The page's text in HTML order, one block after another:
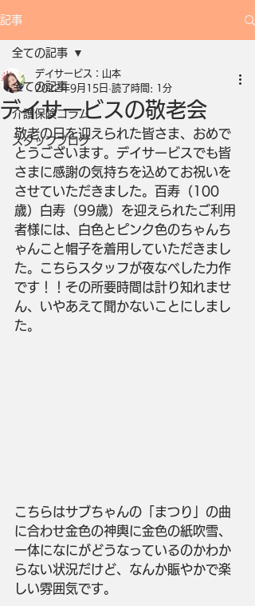
記事
全ての記事
介護保険コラム
スタッフブログ
全ての記事
デイサービスの敬老会
デイサービス：山本
2022年9月15日 読了時間: 1分
敬老の日を迎えられた皆さま、おめで
とうございます。デイサービスでも皆
さまに感謝の気持ちを込めてお祝いを
させていただきました。百寿（100
歳）白寿（99歳）を迎えられたご利用
者様には、白色とピンク色のちゃんち
ゃんこと帽子を着用していただきまし
た。こちらスタッフが夜なべした力作
です！！その所要時間は計り知れませ
ん、いやあえて聞かないことにしまし
た。
こちらはサブちゃんの「まつり」の曲
に合わせ金色の神輿に金色の紙吹雪、
一体になにがどうなっているのかわか
らない状況だけど、なんか賑やかで楽
しい雰囲気です。